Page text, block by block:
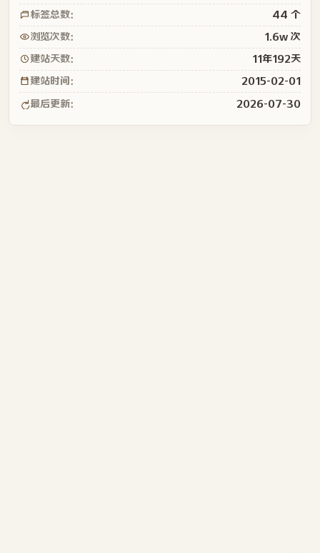
标签总数： 44 个
浏览次数： 1.6w 次
建站天数： 11年192天
建站时间： 2015-02-01
最后更新： 2026-07-30